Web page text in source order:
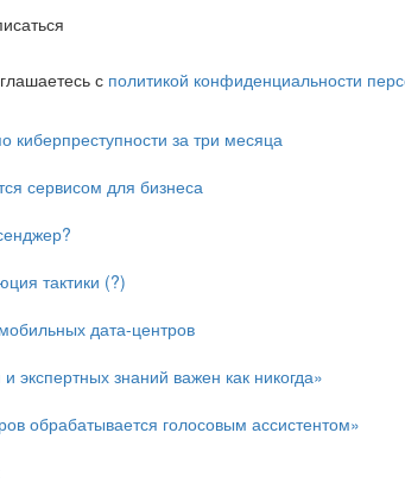
с политикой конфиденциальности
киберпреступности за три месяца
сервисом для бизнеса
тактики (?)
дата-центров
экспертных знаний важен как никогда»
обрабатывается голосовым ассистентом»